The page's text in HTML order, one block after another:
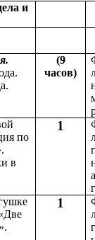
и
(9
часов)
по
в
1
1